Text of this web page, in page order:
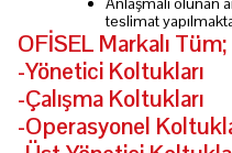
teslimat
OFİSEL Markalı Tüm;
-Yönetici Koltukları
-Çalışma Koltukları
-Operasyonel